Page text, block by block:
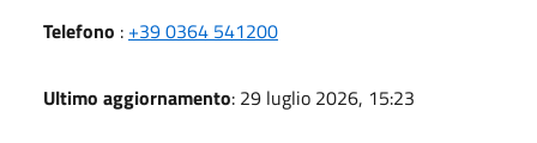
Telefono : +39 0364 541200
Ultimo aggiornamento: 29 luglio 2026, 15:23